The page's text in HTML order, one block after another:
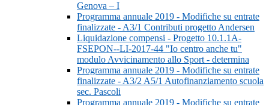
Genova – I
Programma annuale 2019 - Modifiche su entrate
finalizzate - A3/1 Contributi progetto Andersen
Liquidazione compensi - Progetto 10.1.1A-
FSEPON--LI-2017-44 "Io centro anche tu"
modulo Avvicinamento allo Sport - determina
Programma annuale 2019 - Modifiche su entrate
finalizzate - A3/2 A5/1 Autofinanziamento scuola
sec. Pascoli
Programma annuale 2019 - Modifiche su entrate